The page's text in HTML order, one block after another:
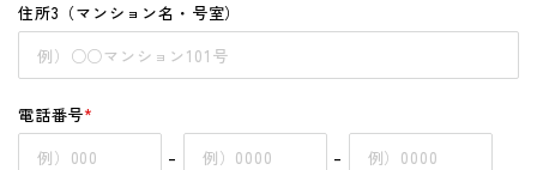
住所3（マンション名・号室）
電話番号*
–
–